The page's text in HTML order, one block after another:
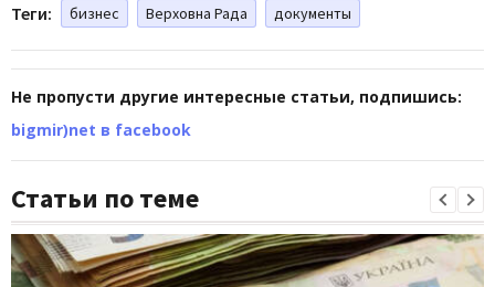
Теги: бизнес Верховна Рада документы
Не пропусти другие интересные статьи, подпишись:
bigmir)net в facebook
Статьи по теме